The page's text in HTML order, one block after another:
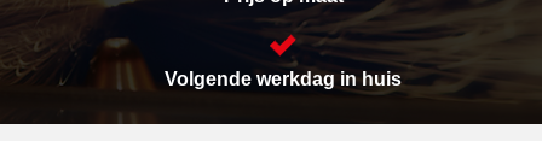
Volgende werkdag in huis